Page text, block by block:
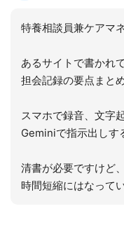
特養相談員兼ケアマネ
あるサイトで書かれ
担会記録の要点まと
スマホで録音、文字
Geminiで指示出しす
清書が必要ですけど、
時間短縮にはなって